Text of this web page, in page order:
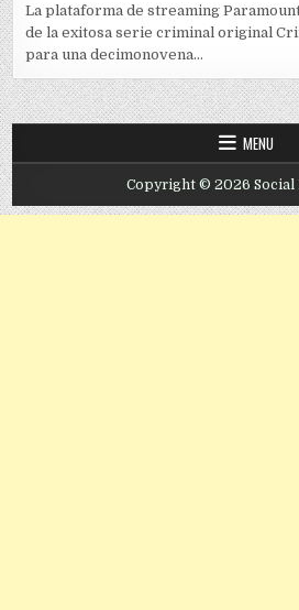
La plataforma de streaming
de la exitosa serie criminal original
para una decimonovena...
MENU
Copyright © 2026 Social